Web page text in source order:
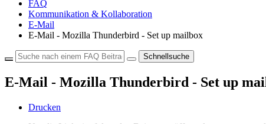
FAQ
Kommunikation & Kollaboration
E-Mail
E-Mail - Mozilla Thunderbird - Set up mailbox
Schnellsuche
E-Mail - Mozilla Thunderbird - Set up
Drucken